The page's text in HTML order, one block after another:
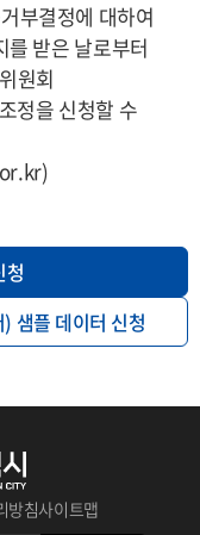
부결정에 대하여
를 받은 날로부터
원회
정을 신청할 수
청
샘플 데이터 신청
방침사이트맵